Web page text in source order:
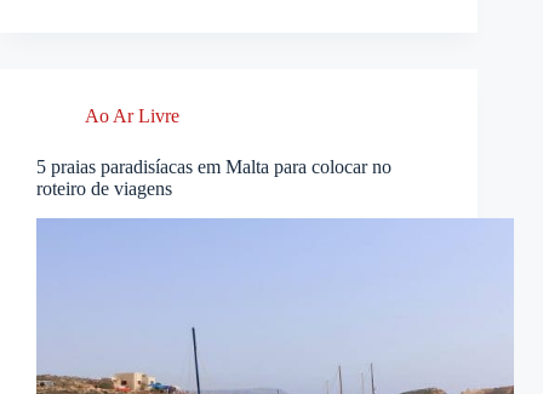
Ao Ar Livre
5 praias paradisíacas em Malta para colocar no
roteiro de viagens